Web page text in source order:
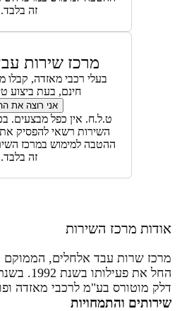
זה בלבד.
מרכז שירות
בעלי רכבי מאזדה, קבלו
חינם, בעת ביצוע
אני רוצה את
ט.ל.ח. אין כפל מבצעים.
השירות רשאי להפסיק את
ההטבה למימוש במרכז
זה בלבד.
מרכז השירות
שרות עבד אלחלים, הממוקם
מוטורס בע"מ לרכבי מאזדה
הבעלים ויחד עימו מנהל בנו,
והתמחויות